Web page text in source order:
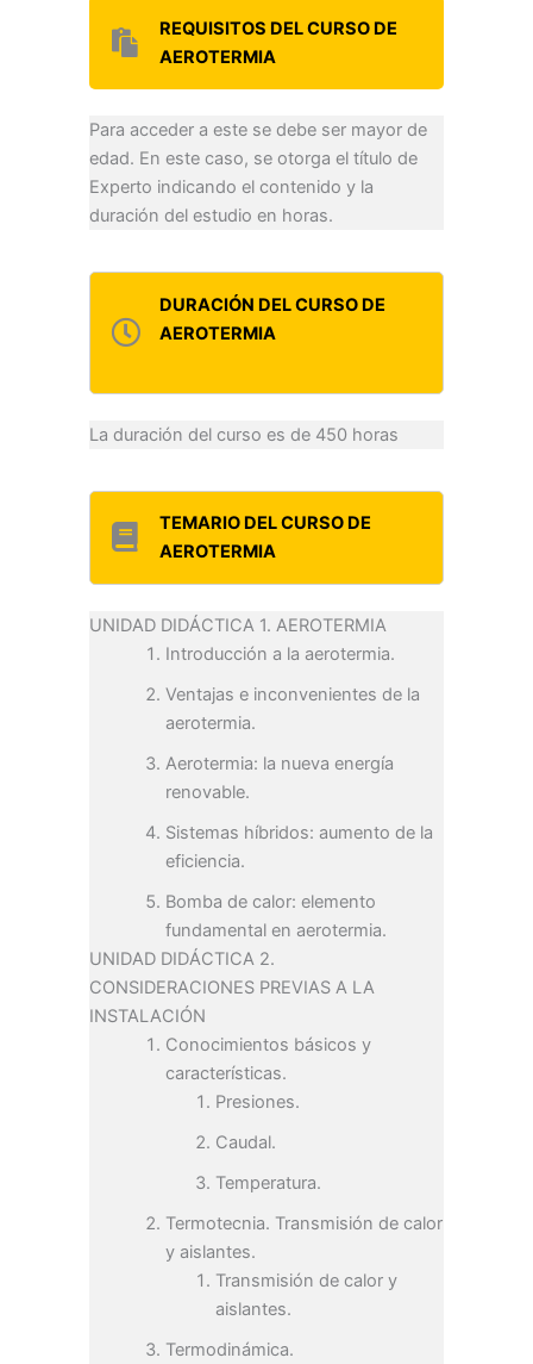
REQUISITOS DEL CURSO DE
AEROTERMIA
Para acceder a este se debe ser mayor de
edad. En este caso, se otorga el título de
Experto indicando el contenido y la
duración del estudio en horas.
DURACIÓN DEL CURSO DE
AEROTERMIA
La duración del curso es de 450 horas
TEMARIO DEL CURSO DE
AEROTERMIA
UNIDAD DIDÁCTICA 1. AEROTERMIA
Introducción a la aerotermia.
Ventajas e inconvenientes de la
aerotermia.
Aerotermia: la nueva energía
renovable.
Sistemas híbridos: aumento de la
eficiencia.
Bomba de calor: elemento
fundamental en aerotermia.
UNIDAD DIDÁCTICA 2.
CONSIDERACIONES PREVIAS A LA
INSTALACIÓN
Conocimientos básicos y
características.
Presiones.
Caudal.
Temperatura.
Termotecnia. Transmisión de calor
y aislantes.
Transmisión de calor y
aislantes.
Termodinámica.